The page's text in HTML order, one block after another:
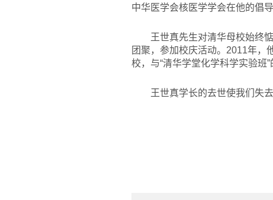
中华医学会核医学学会在他的倡
王世真先生对清华母校始终
团聚，参加校庆活动。2011年，
校，与“清华学堂化学科学实验班
王世真学长的去世使我们失